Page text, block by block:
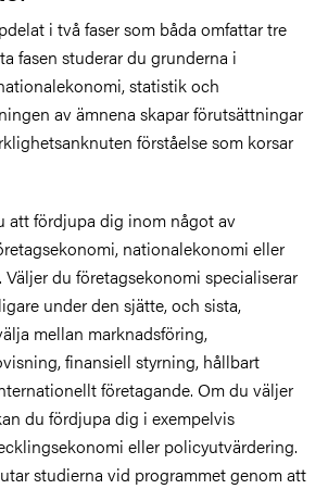
i två faser som båda omfattar tre
fasen studerar du grunderna i
statistik och
av ämnena skapar förutsättningar
förståelse som korsar
att fördjupa dig inom något av
nationalekonomi eller
du företagsekonomi specialiserar
under den sjätte, och sista,
mellan marknadsföring,
finansiell styrning, hållbart
företagande. Om du väljer
du fördjupa dig i exempelvis
eller policyutvärdering.
studierna vid programmet genom att